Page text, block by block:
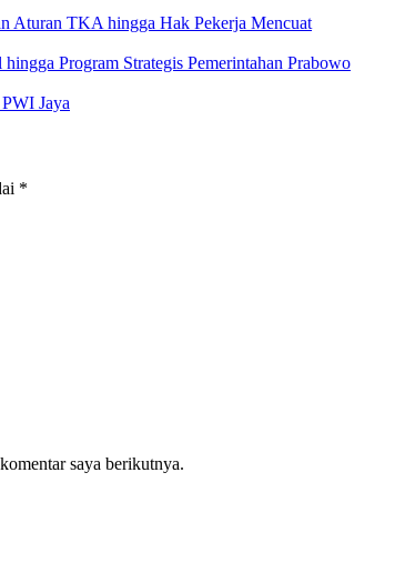
Aturan TKA hingga Hak Pekerja Mencuat
Program Strategis Pemerintahan Prabowo
Jaya
*
saya berikutnya.